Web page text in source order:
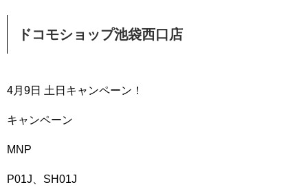
ドコモショップ池袋西口店
4月9日 土日キャンペーン！
キャンペーン
MNP
P01J、SH01J